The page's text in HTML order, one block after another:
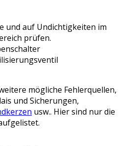
und auf Undichtigkeiten im
prüfen.
mögliche Fehlerquellen,
und Sicherungen,
usw.. Hier sind nur die